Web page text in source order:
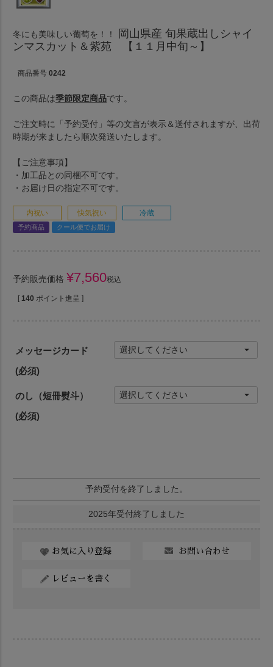
冬にも美味しい葡萄を！！
岡山県産 旬果蔵出しシャイ
ンマスカット＆紫苑 【１１月中旬～】
商品番号 0242
この商品は季節限定商品です。
ご注文時に「予約受付」等の文言が表示＆送付されますが、出荷
時期が来ましたら順次発送いたします。
【ご注意事項】
・加工品との同梱不可です。
・お届け日の指定不可です。
内祝い 快気祝い 冷蔵
予約商品 クール便でお届け
予約販売価格 ¥7,560税込
[ 140 ポイント進呈 ]
メッセージカード
(必須)
のし（短冊熨斗）
(必須)
予約受付を終了しました。
2025年受付終了しました
お気に入り登録 お問い合わせ
レビューを書く